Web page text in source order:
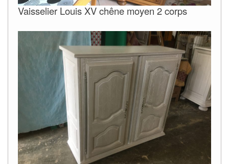
Vaisselier Louis XV chêne moyen 2 corps